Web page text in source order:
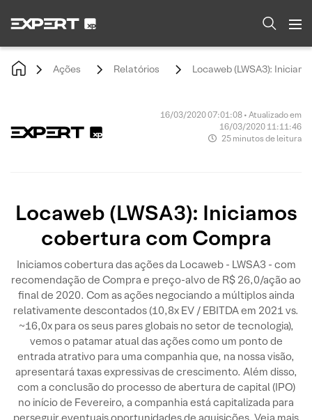
Ações Relatórios Locaweb (LWSA3):
16/03/2020 07:01:08 • Atualizado em
16/03/2020 11:11:46
25 minutos de leitura
Locaweb (LWSA3): Iniciamos
cobertura com Compra
Iniciamos cobertura das ações da Locaweb - LWSA3 - com
recomendação de Compra e preço-alvo de R$ 26,0/ação ao
final de 2020. Com as ações negociando a múltiplos ainda
relativamente descontados (10,8x EV / EBITDA em 2021 vs.
~16,0x para os seus pares globais no setor de tecnologia),
vemos o patamar atual das ações como um ponto de
entrada atrativo para uma companhia que, na nossa visão,
apresentará taxas expressivas de crescimento. Além disso,
com a conclusão do processo de abertura de capital (IPO)
no início de Fevereiro, a companhia está capitalizada para